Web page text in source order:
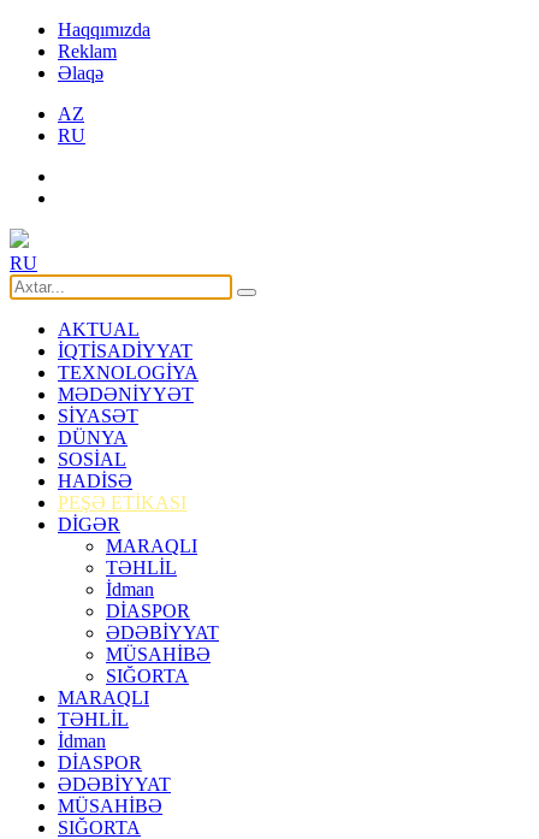
Haqqımızda
Reklam
Əlaqə
AZ
RU
RU
AKTUAL
İQTİSADİYYAT
TEXNOLOGİYA
MƏDƏNİYYƏT
SİYASƏT
DÜNYA
SOSİAL
HADİSƏ
PEŞƏ ETİKASI
DİGƏR
MARAQLI
TƏHLİL
İdman
DİASPOR
ƏDƏBİYYAT
MÜSAHİBƏ
SIĞORTA
MARAQLI
TƏHLİL
İdman
DİASPOR
ƏDƏBİYYAT
MÜSAHİBƏ
SIĞORTA